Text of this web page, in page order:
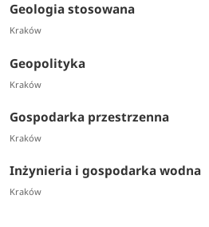
Geologia stosowana
Kraków
Geopolityka
Kraków
Gospodarka przestrzenna
Kraków
Inżynieria i gospodarka wodna
Kraków